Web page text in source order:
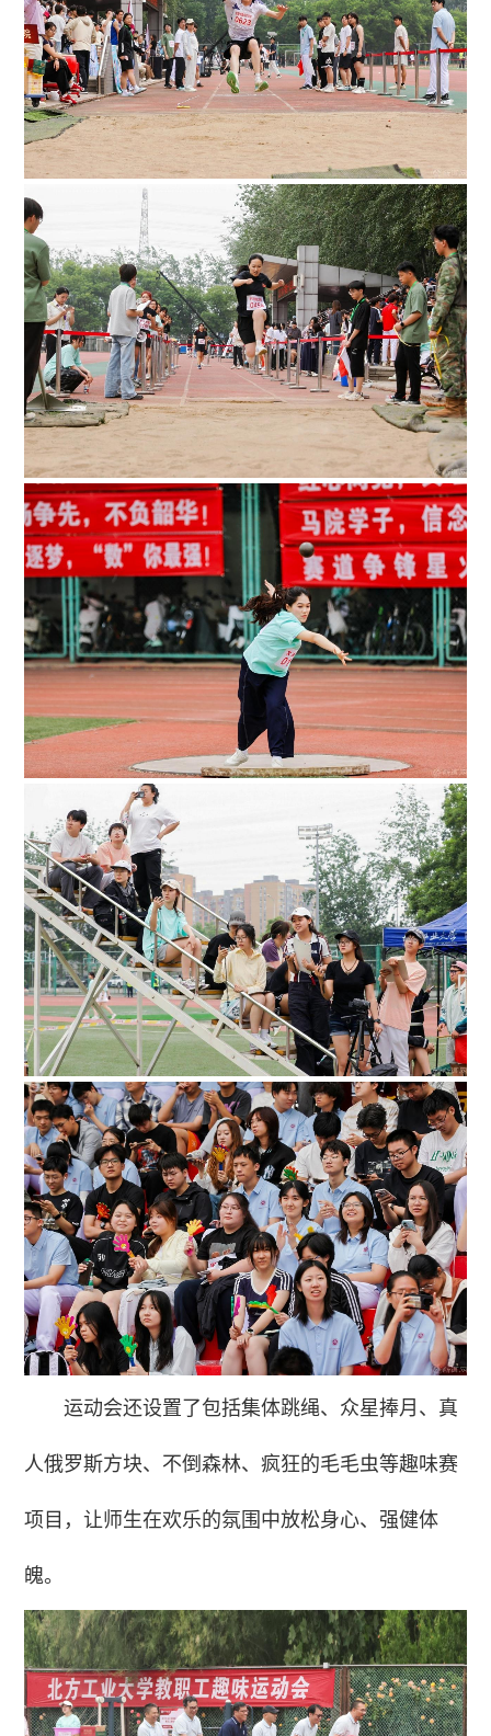
运动会还设置了包括集体跳绳、众星捧月、真
人俄罗斯方块、不倒森林、疯狂的毛毛虫等趣味赛
项目，让师生在欢乐的氛围中放松身心、强健体
魄。